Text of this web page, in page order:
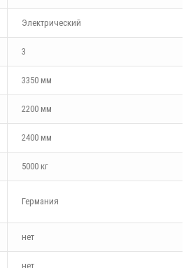
Электрический
3
3350 мм
2200 мм
2400 мм
5000 кг
Германия
нет
нет